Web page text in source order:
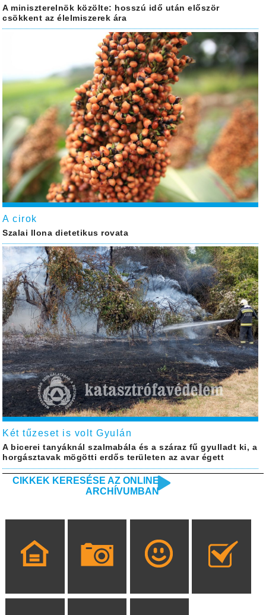
A miniszterelnök közölte: hosszú idő után először
csökkent az élelmiszerek ára
A cirok
Szalai Ilona dietetikus rovata
Két tűzeset is volt Gyulán
A bicerei tanyáknál szalmabála és a száraz fű gyulladt ki, a
horgásztavak mögötti erdős területen az avar égett
CIKKEK KERESÉSE AZ ONLINE
ARCHÍVUMBAN